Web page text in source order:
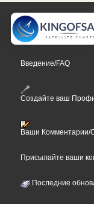
Введение/FAQ
Создайте ваш
Ваши Комментарии/
Присылайте ваши
Последние